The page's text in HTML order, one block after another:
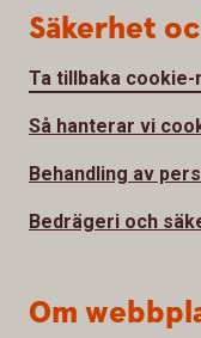
Säkerhet
Ta tillbaka cookie-
Så hanterar vi
Behandling av
Bedrägeri och
Om